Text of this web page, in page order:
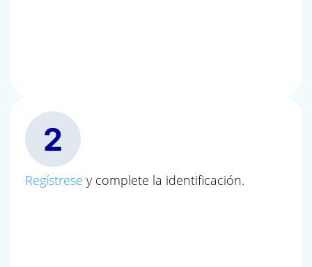
Regístrese y complete la identificación.